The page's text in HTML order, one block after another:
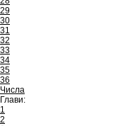
29
30
31
32
33
34
35
36
Числа
Глави:
1
2